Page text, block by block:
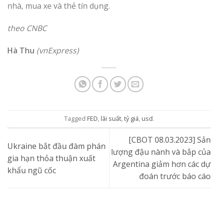
nhà, mua xe và thẻ tín dụng.
theo CNBC
Hà Thu (vnExpress)
Tagged FED, lãi suất,tỷ giá, usd.
Ukraine bắt đầu đàm phán
gia hạn thỏa thuận xuất
khẩu ngũ cốc
[CBOT 08.03.2023] Sản
lượng đậu nành và bắp của
Argentina giảm hơn các dự
đoán trước báo cáo